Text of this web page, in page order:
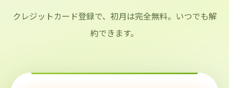
クレジットカード登録で、初月は完全無料。いつでも解
約できます。